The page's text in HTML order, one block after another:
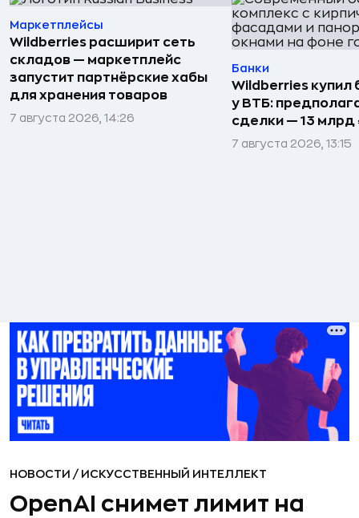
Маркетплейсы
Wildberries расширит сеть
складов — маркетплейс
запустит партнёрские хабы
для хранения товаров
7 августа 2026, 14:26
Банки
Wildberries купил
у ВТБ:
сделки — 13 млрд
7 августа 2026, 13:15
НОВОСТИ / ИСКУССТВЕННЫЙ ИНТЕЛЛЕКТ
OpenAI снимет лимит на